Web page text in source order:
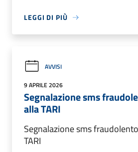
LEGGI DI PIÙ
AVVISI
9 APRILE 2026
Segnalazione sms
alla TARI
Segnalazione sms
TARI